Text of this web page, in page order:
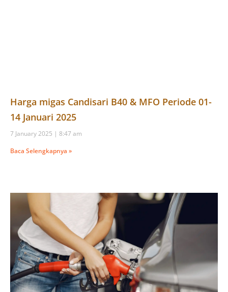
Harga migas Candisari B40 & MFO Periode 01-
14 Januari 2025
7 January 2025
8:47 am
Baca Selengkapnya »